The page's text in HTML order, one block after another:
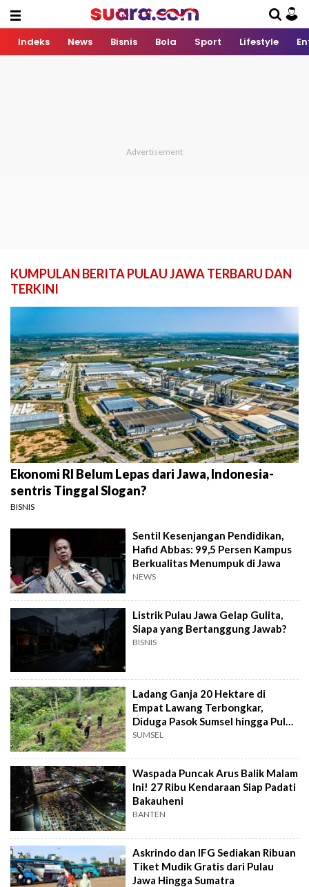
Indeks News Bisnis Bola Sport Lifestyle
KUMPULAN BERITA PULAU JAWA TERBARU DAN
TERKINI
Ekonomi RI Belum Lepas dari Jawa, Indonesia-
sentris Tinggal Slogan?
BISNIS
Sentil Kesenjangan Pendidikan,
Hafid Abbas: 99,5 Persen Kampus
Berkualitas Menumpuk di Jawa
NEWS
Listrik Pulau Jawa Gelap Gulita,
Siapa yang Bertanggung Jawab?
BISNIS
Ladang Ganja 20 Hektare di
Empat Lawang Terbongkar,
Diduga Pasok Sumsel hingga Pulau
Jawa
SUMSEL
Waspada Puncak Arus Balik Malam
Ini! 27 Ribu Kendaraan Siap Padati
Bakauheni
BANTEN
Askrindo dan IFG Sediakan Ribuan
Tiket Mudik Gratis dari Pulau
Jawa Hingga Sumatra